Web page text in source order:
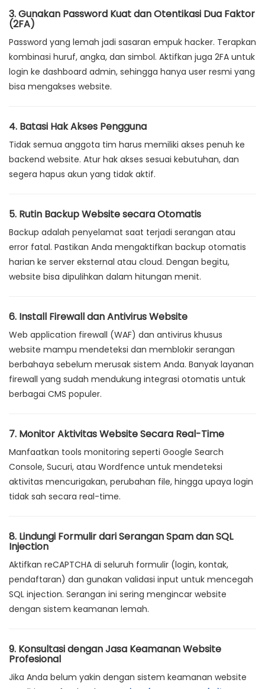
3. Gunakan Password Kuat dan Otentikasi Dua Faktor
(2FA)
Password yang lemah jadi sasaran empuk hacker. Terapkan
kombinasi huruf, angka, dan simbol. Aktifkan juga 2FA untuk
login ke dashboard admin, sehingga hanya user resmi yang
bisa mengakses website.
4. Batasi Hak Akses Pengguna
Tidak semua anggota tim harus memiliki akses penuh ke
backend website. Atur hak akses sesuai kebutuhan, dan
segera hapus akun yang tidak aktif.
5. Rutin Backup Website secara Otomatis
Backup adalah penyelamat saat terjadi serangan atau
error fatal. Pastikan Anda mengaktifkan backup otomatis
harian ke server eksternal atau cloud. Dengan begitu,
website bisa dipulihkan dalam hitungan menit.
6. Install Firewall dan Antivirus Website
Web application firewall (WAF) dan antivirus khusus
website mampu mendeteksi dan memblokir serangan
berbahaya sebelum merusak sistem Anda. Banyak layanan
firewall yang sudah mendukung integrasi otomatis untuk
berbagai CMS populer.
7. Monitor Aktivitas Website Secara Real-Time
Manfaatkan tools monitoring seperti Google Search
Console, Sucuri, atau Wordfence untuk mendeteksi
aktivitas mencurigakan, perubahan file, hingga upaya login
tidak sah secara real-time.
8. Lindungi Formulir dari Serangan Spam dan SQL
Injection
Aktifkan reCAPTCHA di seluruh formulir (login, kontak,
pendaftaran) dan gunakan validasi input untuk mencegah
SQL injection. Serangan ini sering mengincar website
dengan sistem keamanan lemah.
9. Konsultasi dengan Jasa Keamanan Website
Profesional
Jika Anda belum yakin dengan sistem keamanan website